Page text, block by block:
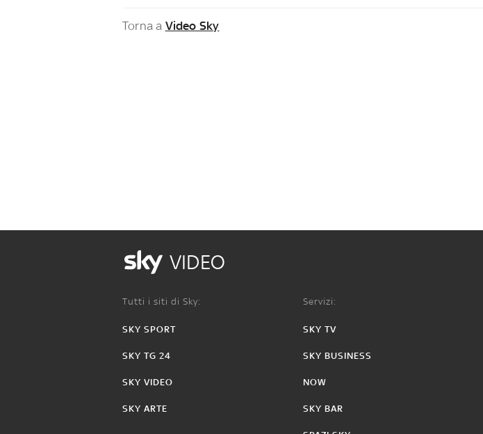
Torna a Video Sky
VIDEO
Tutti i siti di Sky:
SKY SPORT
SKY TG 24
SKY VIDEO
SKY ARTE
Servizi:
SKY TV
SKY BUSINESS
NOW
SKY BAR